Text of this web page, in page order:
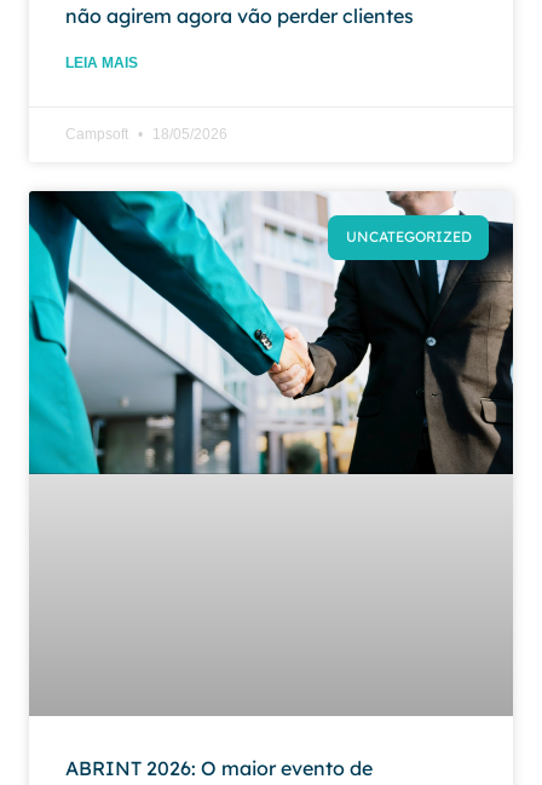
não agirem agora vão perder clientes
LEIA MAIS
Campsoft 18/05/2026
UNCATEGORIZED
ABRINT 2026: O maior evento de